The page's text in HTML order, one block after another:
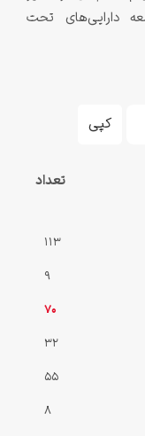
دارایی‌های تحت
کپی
تعداد
113
9
70
32
55
8